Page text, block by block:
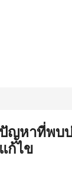
ปัญหาที่พบ
แก้ไข